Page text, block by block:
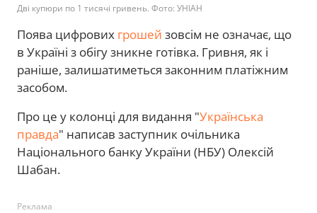
Дві купюри по 1 тисячі гривень. Фото: УНІАН
Поява цифрових грошей зовсім не означає, що
в Україні з обігу зникне готівка. Гривня, як і
раніше, залишатиметься законним платіжним
засобом.
Про це у колонці для видання "Українська
правда" написав заступник очільника
Національного банку України (НБУ) Олексій
Шабан.
Реклама